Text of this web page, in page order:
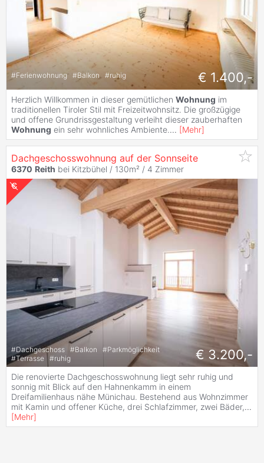
#Ferienwohnung #Balkon #ruhig € 1.400,-
Herzlich Willkommen in dieser gemütlichen Wohnung im
traditionellen Tiroler Stil mit Freizeitwohnsitz. Die großzügige
und offene Grundrissgestaltung verleiht dieser zauberhaften
Wohnung ein sehr wohnliches Ambiente.... [Mehr]
Dachgeschosswohnung auf der Sonnseite
6370 Reith bei Kitzbühel / 130m² / 4 Zimmer
#Dachgeschoss #Balkon #Parkmöglichkeit
#Terrasse #ruhig € 3.200,-
Die renovierte Dachgeschosswohnung liegt sehr ruhig und
sonnig mit Blick auf den Hahnenkamm in einem
Dreifamilienhaus nähe Münichau. Bestehend aus Wohnzimmer
mit Kamin und offener Küche, drei Schlafzimmer, zwei Bäder,...
[Mehr]